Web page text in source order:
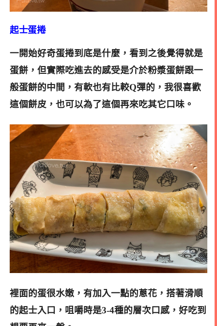
起士蛋捲
一開始好奇蛋捲到底是什麼，看到之後覺得就是
蛋餅，但實際吃進去的感受是介於粉漿蛋餅跟一
般蛋餅的中間，有軟也有比較Q彈的，我很喜歡
這個餅皮，也可以為了這個再來吃其它口味。
裡面的蛋很水嫩，有加入一點的蔥花，搭著滑順
的起士入口，咀嚼時是3-4種的層次口感，好吃到